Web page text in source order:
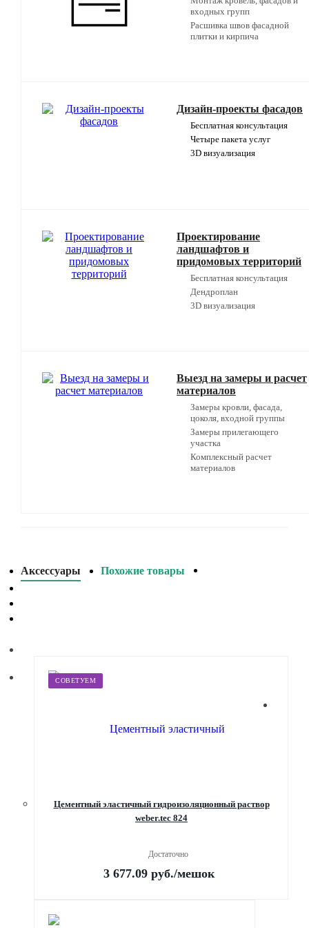
входных групп
Расшивка швов фасадной
плитки и кирпича
Дизайн-проекты фасадов
Бесплатная консультация
Четыре пакета услуг
3D визуализация
Проектирование
ландшафтов и
придомовых территорий
Бесплатная консультация
Дендроплан
3D визуализация
Выезд на замеры и расчет
материалов
Замеры кровли, фасада,
цоколя, входной группы
Замеры прилегающего
участка
Комплексный расчет
материалов
Аксессуары Похожие товары
СОВЕТУЕМ
Цементный эластичный гидроизоляционный раствор
weber.tec 824
Достаточно
3 677.09 руб./мешок